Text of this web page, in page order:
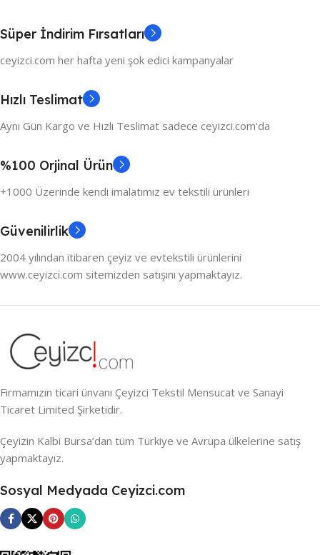
Süper İndirim Fırsatları
ceyizci.com her hafta yeni şok edici kampanyalar
Hızlı Teslimat
Aynı Gün Kargo ve Hızlı Teslimat sadece ceyizci.com'da
%100 Orjinal Ürün
+1000 Üzerinde kendi imalatımız ev tekstili ürünleri
Güvenilirlik
2004 yılından itibaren çeyiz ve evtekstili ürünlerini
www.ceyizci.com sitemizden satışını yapmaktayız.
Firmamızın ticari ünvanı Çeyizci Tekstil Mensucat ve Sanayi
Ticaret Limited Şirketidir.
Çeyizin Kalbi Bursa’dan tüm Türkiye ve Avrupa ülkelerine satış
yapmaktayız.
Sosyal Medyada Ceyizci.com